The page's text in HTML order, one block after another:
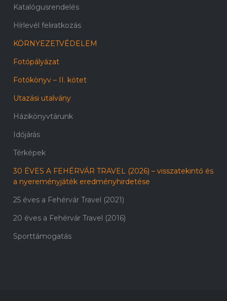
Katalógusrendelés
Hírlevél feliratkozás
KÖRNYEZETVÉDELEM
Fotópályázat
Fotókönyv – II. kötet
Utazási utalvány
Házikönyvtárunk
Időjárás
Térképek
30 ÉVES A FEHÉRVÁR TRAVEL (2026) – visszatekintő és
a nyereményjáték eredményhirdetése
25 éves a Fehérvár Travel (2021)
20 éves a Fehérvár Travel (2016)
Sporttámogatás